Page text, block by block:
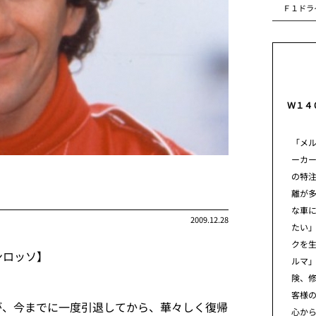
2009.12.28
ッソ】
今までに一度引退してから、華々しく復帰
Ｆ１ド
Ｗ１４
「メ
ーカ
の特
離が
な車
たい
クを
ルマ
険、
客様
心か